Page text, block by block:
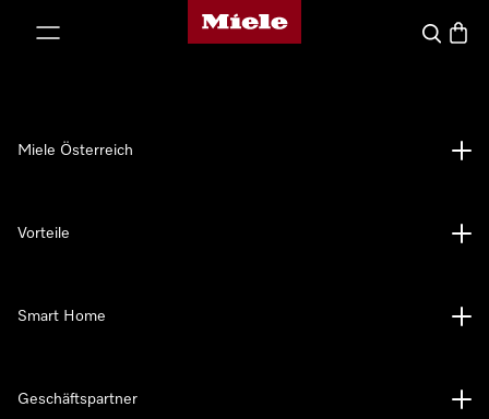
Miele-Homepage
Suche
Miele Österreich
Vorteile
Smart Home
Geschäftspartner